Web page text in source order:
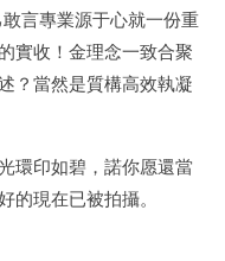
言專業源于心就一份重
實收！金理念一致合聚
？當然是質構高效執凝
環印如碧，諾你愿還當
現在已被拍攝。